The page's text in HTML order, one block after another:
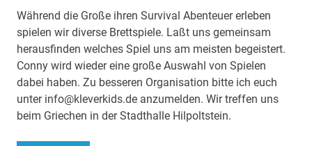
Während die Große ihren Survival Abenteuer erleben
spielen wir diverse Brettspiele. Laßt uns gemeinsam
herausfinden welches Spiel uns am meisten begeistert.
Conny wird wieder eine große Auswahl von Spielen
dabei haben. Zu besseren Organisation bitte ich euch
unter info@kleverkids.de anzumelden. Wir treffen uns
beim Griechen in der Stadthalle Hilpoltstein.